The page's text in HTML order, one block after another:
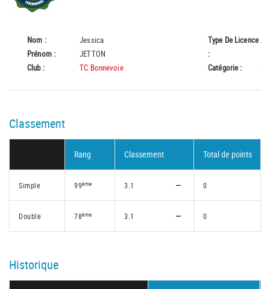
Nom :
Jessica
Prénom :
JETTON
Club :
TC Bonnevoie
Type De Licence
:
A
Catégorie :
Classement
Rang Classement Total de points
Simple 99ème 3.1 0
Double 78ème 3.1 0
Historique